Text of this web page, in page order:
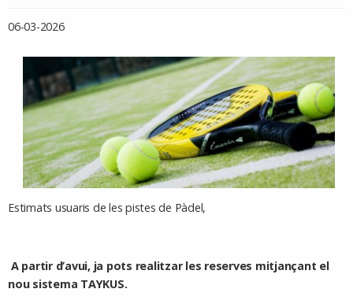
06-03-2026
Estimats usuaris de les pistes de Pàdel,
A partir d’avui, ja pots realitzar les reserves mitjançant el
nou sistema TAYKUS.